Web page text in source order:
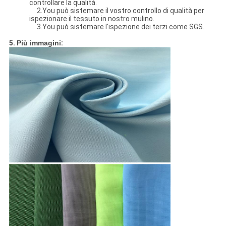
controllare la qualità.
2.You può sistemare il vostro controllo di qualità per
ispezionare il tessuto in nostro mulino.
3.You può sistemare l'ispezione dei terzi come SGS.
5. Più immagini: